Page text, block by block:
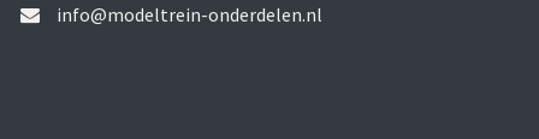
info@modeltrein-onderdelen.nl